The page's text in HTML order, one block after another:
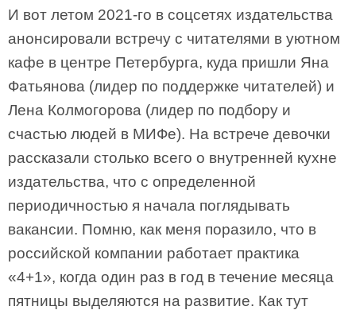
И вот летом 2021-го в соцсетях издательства
анонсировали встречу с читателями в уютном
кафе в центре Петербурга, куда пришли Яна
Фатьянова (лидер по поддержке читателей) и
Лена Колмогорова (лидер по подбору и
счастью людей в МИФе). На встрече девочки
рассказали столько всего о внутренней кухне
издательства, что с определенной
периодичностью я начала поглядывать
вакансии. Помню, как меня поразило, что в
российской компании работает практика
«4+1», когда один раз в год в течение месяца
пятницы выделяются на развитие. Как тут